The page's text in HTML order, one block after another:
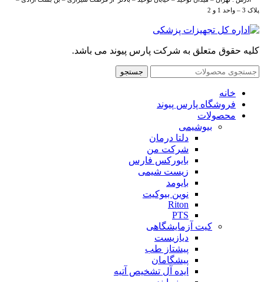
پلاک 3 – واحد 1 و 2
کلیه حقوق متعلق به شرکت پارس پیوند می باشد.
جستجو
خانه
فروشگاه پارس پیوند
محصولات
بیوشیمی
دلتا درمان
شرکت من
بایورکس فارس
زیست شیمی
بایومد
نوین بیوکیت
Riton
PTS
کیت آزمایشگاهی
دیازیست
پیشتاز طب
پیشگامان
ایده آل تشخیص آتیه